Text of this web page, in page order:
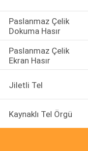
Paslanmaz Çelik
Dokuma Hasır
Paslanmaz Çelik
Ekran Hasır
Jiletli Tel
Kaynaklı Tel Örgü